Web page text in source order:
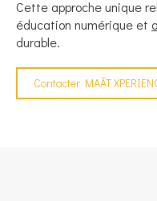
Cette approche unique
éducation numérique et
durable.
Contacter MAÂT